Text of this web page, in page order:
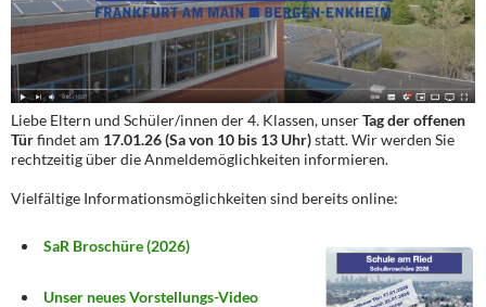
Liebe Eltern und Schüler/innen der 4. Klassen, unserTag der offenen
Türfindet am 17.01.26 (Sa von 10 bis 13 Uhr)statt. Wir werden Sie
rechtzeitig über die Anmeldemöglichkeiten informieren.
Vielfältige Informationsmöglichkeiten sind bereits online:
SaR Broschüre (2026)
Unser neues Vorstellungs-Video